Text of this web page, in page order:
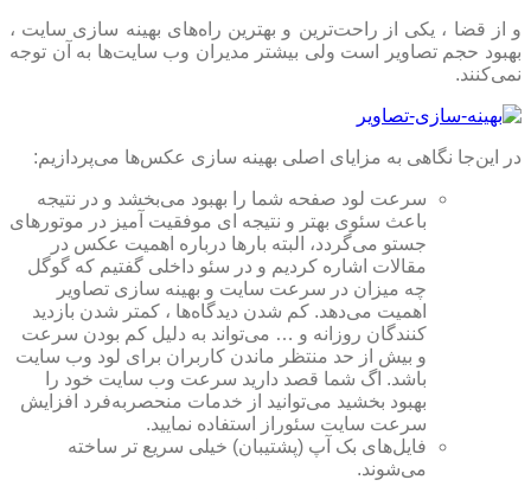
و از قضا ، یکی از راحت‌ترین و بهترین راه‌های بهینه سازی سایت ،
بهبود حجم تصاویر است ولی بیشتر مدیران وب سایت‌ها به آن توجه
نمی‌کنند.
در این‌جا نگاهی به مزایای اصلی بهینه سازی عکس‌ها می‌پردازیم:
سرعت لود صفحه شما را بهبود می‌بخشد و در نتیجه
باعث سئوی بهتر و نتیجه ای موفقیت آمیز در موتورهای
جستو می‌گردد، البته بارها درباره اهمیت عکس در
مقالات اشاره کردیم و در سئو داخلی گفتیم که گوگل
چه میزان در سرعت سایت و بهینه سازی تصاویر
اهمیت می‌دهد. کم شدن دیدگاه‌ها ، کمتر شدن بازدید
کنندگان روزانه و … می‌تواند به دلیل کم بودن سرعت
و بیش از حد منتظر ماندن کاربران برای لود وب سایت
باشد. اگ شما قصد دارید سرعت وب سایت خود را
بهبود بخشید می‌توانید از خدمات منحصربه‌فرد افزایش
سرعت سایت سئوراز استفاده نمایید.
فایل‌های بک آپ (پشتیبان) خیلی سریع تر ساخته
می‌شوند.